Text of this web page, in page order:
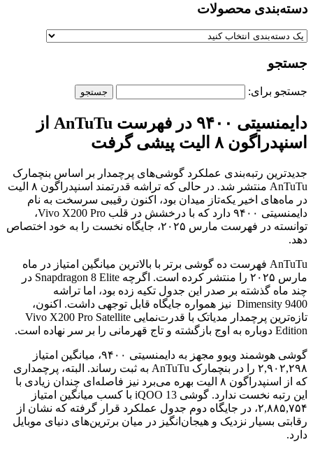
دسته‌بندی‌ محصولات
جستجو
جستجو برای:
دایمنسیتی ۹۴۰۰ در فهرست AnTuTu از
اسنپدراگون ۸ الیت پیشی گرفت
جدیدترین رتبه‌بندی عملکرد گوشی‌های پرچمدار بر اساس بنچمارک
AnTuTu منتشر شد. در حالی که تراشه قدرتمند اسنپدراگون ۸ الیت
در ماه‌های اخیر یکه‌تاز میدان بود، اکنون رقیبی سرسخت به نام
دایمنسیتی ۹۴۰۰ دارد که با درخشش در قلب Vivo X200 Pro،
توانسته در فهرست مارس ۲۰۲۵، جایگاه نخست را به خود اختصاص
دهد.
AnTuTu فهرست ده گوشی برتر با بالاترین میانگین امتیاز در ماه
مارس ۲۰۲۵ را منتشر کرده است. اگرچه Snapdragon 8 Elite در
چند ماه گذشته بر صدر این جدول تکیه زده بود، اما تراشه
Dimensity 9400 نیز همواره جایگاه قابل توجهی داشت. اکنون،
تازه‌ترین پرچمدار مدیاتک با قدرت‌نمایی Vivo X200 Pro Satellite
Edition دوباره به اوج بازگشته و تاج قهرمانی را بر سر نهاده است.
گوشی هوشمند ویوو مجهز به دایمنسیتی ۹۴۰۰، میانگین امتیاز
۲,۹۰۲,۲۹۸ را در بنچمارک AnTuTu به ثبت رساند. البته، پرچمداری
که از اسنپدراگون ۸ الیت بهره می‌برد نیز فاصله‌ای چندان زیادی با
این رتبه نخست ندارد. گوشی iQOO 13 با کسب میانگین امتیاز
۲,۸۸۵,۷۵۴، در جایگاه دوم جدول عملکرد قرار گرفته که نشان از
رقابتی بسیار نزدیک و هیجان‌انگیز در میان برترین‌های دنیای موبایل
دارد.